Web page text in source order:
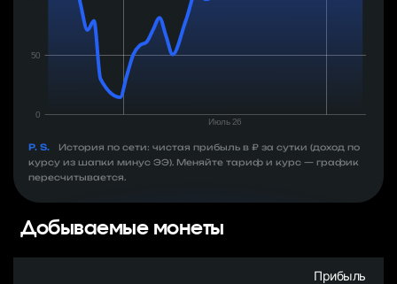
P. S.
История по сети: чистая прибыль в ₽ за сутки (доход по
курсу из шапки минус ЭЭ). Меняйте тариф и курс — график
пересчитывается.
Добываемые монеты
Прибыль